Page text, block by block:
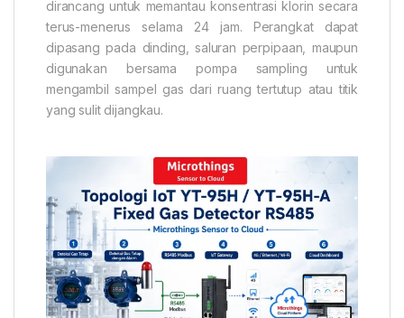
dirancang untuk memantau konsentrasi klorin secara
terus-menerus selama 24 jam. Perangkat dapat
dipasang pada dinding, saluran perpipaan, maupun
digunakan bersama pompa sampling untuk
mengambil sampel gas dari ruang tertutup atau titik
yang sulit dijangkau.